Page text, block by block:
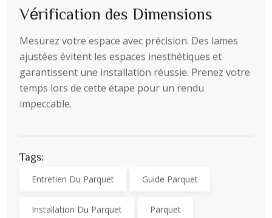
Vérification des Dimensions
Mesurez votre espace avec précision. Des lames
ajustées évitent les espaces inesthétiques et
garantissent une installation réussie. Prenez votre
temps lors de cette étape pour un rendu
impeccable.
Tags:
Entretien Du Parquet Guide Parquet
Installation Du Parquet Parquet